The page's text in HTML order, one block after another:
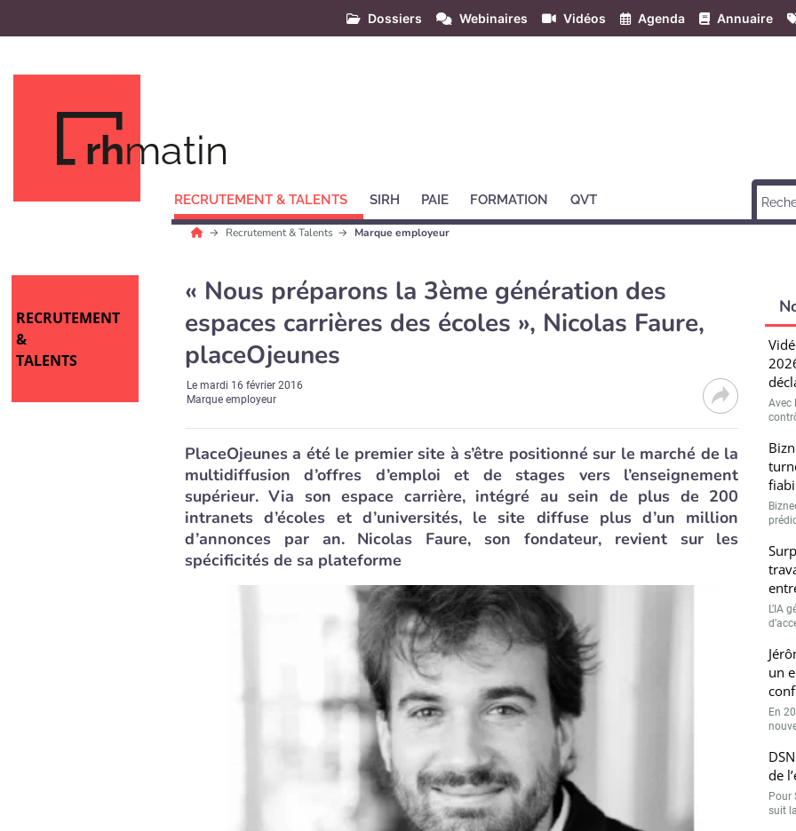
Dossiers Webinaires Vidéos Agenda Annuaire
rhmatin
RECRUTEMENT & TALENTS SIRH PAIE FORMATION QVT
Recrutement & Talents Marque employeur
RECRUTEMENT
&
TALENTS
« Nous préparons la 3ème génération des
espaces carrières des écoles », Nicolas Faure,
placeOjeunes
Lemardi 16 février 2016
Marque employeur
PlaceOjeunes a été le premier site à s’être positionné sur le marché de la
multidiffusion d’offres d’emploi et de stages vers l’enseignement
supérieur. Via son espace carrière, intégré au sein de plus de 200
intranets d’écoles et d’universités, le site diffuse plus d’un million
d’annonces par an. Nicolas Faure, son fondateur, revient sur les
spécificités de sa plateforme
Avec
L’IA
un
En
de
Pour
suit